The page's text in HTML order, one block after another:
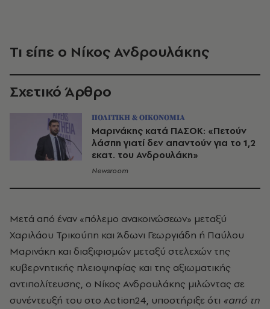
Τι είπε ο Νίκος Ανδρουλάκης
Σχετικό Άρθρο
ΠΟΛΙΤΙΚΗ & ΟΙΚΟΝΟΜΙΑ
Μαρινάκης κατά ΠΑΣΟΚ: «Πετούν
λάσπη γιατί δεν απαντούν για το 1,2
εκατ. του Ανδρουλάκη»
Newsroom
Μετά από έναν «πόλεμο ανακοινώσεων» μεταξύ
Χαριλάου Τρικούπη και Άδωνι Γεωργιάδη ή Παύλου
Μαρινάκη και διαξιφισμών μεταξύ στελεχών της
κυβερνητικής πλειοψηφίας και της αξιωματικής
αντιπολίτευσης, ο Νίκος Ανδρουλάκης μιλώντας σε
συνέντευξή του στο Action24, υποστήριξε ότι «από τη